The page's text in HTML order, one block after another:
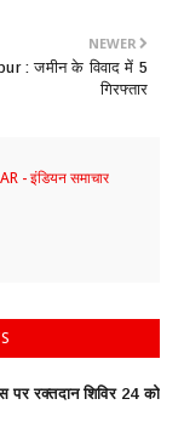
NEWER
: जमीन के विवाद में 5
गिरफ्तार
- इंडियन समाचार
रक्तदान शिविर 24 को